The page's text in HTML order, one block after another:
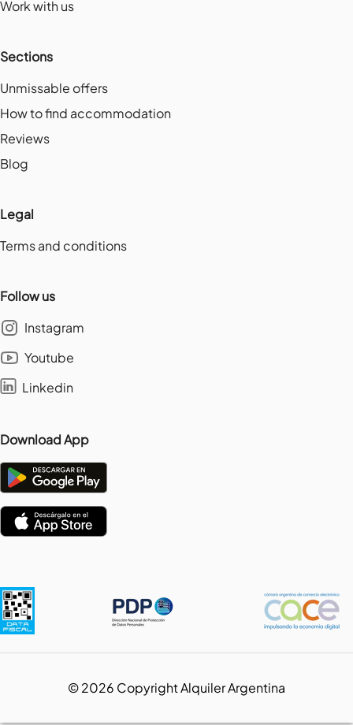
Work with us
Sections
Unmissable offers
How to find accommodation
Reviews
Blog
Legal
Terms and conditions
Follow us
Instagram
Youtube
Linkedin
Download App
©2026 Copyright Alquiler Argentina